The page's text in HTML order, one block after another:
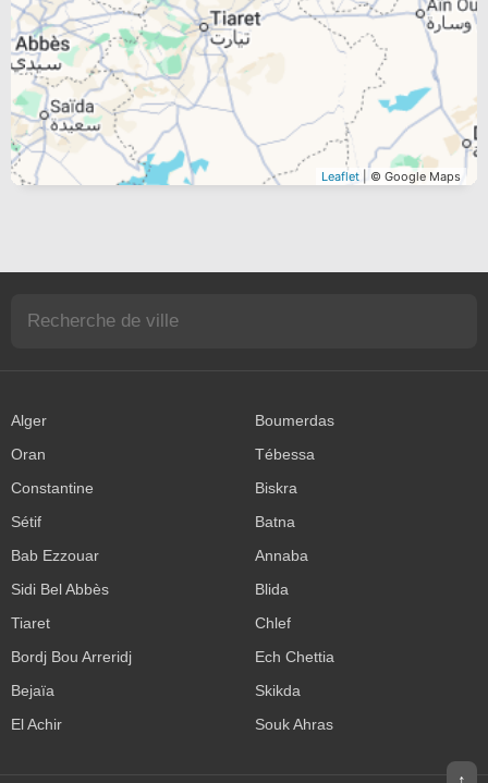
Leaflet | © Google Maps
Alger
Boumerdas
Oran
Tébessa
Constantine
Biskra
Sétif
Batna
Bab Ezzouar
Annaba
Sidi Bel Abbès
Blida
Tiaret
Chlef
Bordj Bou Arreridj
Ech Chettia
Bejaïa
Skikda
El Achir
Souk Ahras
↑